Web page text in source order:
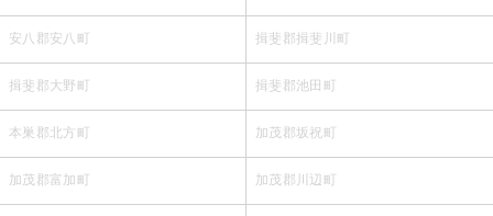
安八郡安八町 揖斐郡揖斐川町
揖斐郡大野町 揖斐郡池田町
本巣郡北方町 加茂郡坂祝町
加茂郡富加町 加茂郡川辺町